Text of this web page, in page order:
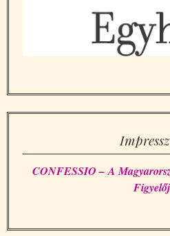
CONFESSIO – A